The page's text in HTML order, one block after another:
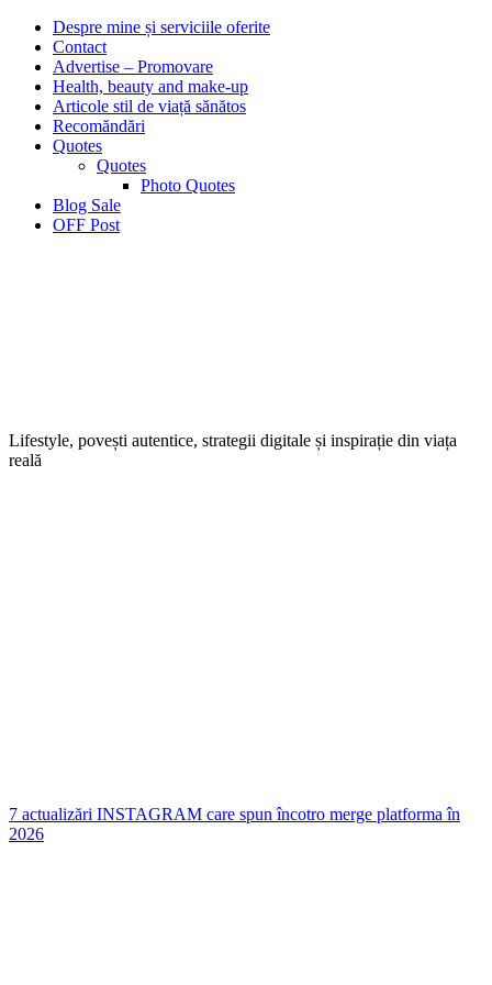
Despre mine și serviciile oferite
Contact
Advertise – Promovare
Health, beauty and make-up
Articole stil de viață sănătos
Recomăndări
Quotes
Quotes
Photo Quotes
Blog Sale
OFF Post
Lifestyle, povești autentice, strategii digitale și inspirație din viața
reală
7 actualizări INSTAGRAM care spun încotro merge platforma în
2026